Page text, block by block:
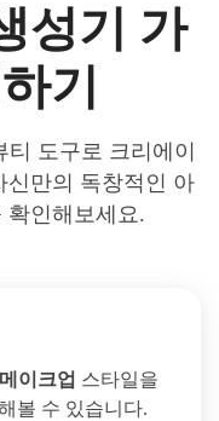
성기 가
기
도구로 크리에이
신만의 독창적인 아
확인해보세요.
이크업 스타일을
볼 수 있습니다.